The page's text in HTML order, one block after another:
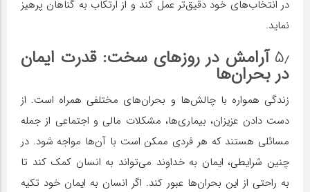
در انتخاب‌های خود دقیق‌تر عمل کند و از ارتکاب به گناهان پرهیز
نماید.
۵٫ آرامش در روزهای سخت: قدرت ایمان
در بحران‌ها
زندگی همواره با چالش‌ها و بحران‌های مختلفی همراه است. از
دست دادن عزیزان، بیماری‌ها، مشکلات مالی و اجتماعی از جمله
مسائلی هستند که هر فردی ممکن است با آن‌ها مواجه شود. در
چنین شرایطی، ایمان به خداوند می‌تواند به انسان کمک کند تا
به راحتی از این بحران‌ها عبور کند. اگر انسان به ایمان خود تکیه